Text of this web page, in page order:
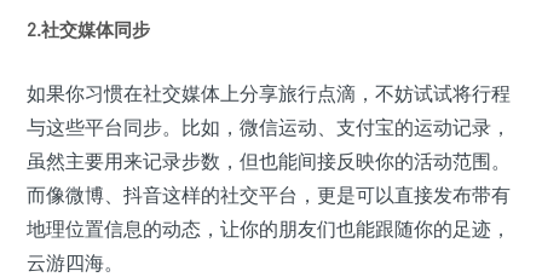
2.社交媒体同步
如果你习惯在社交媒体上分享旅行点滴，不妨试试将行程
与这些平台同步。比如，微信运动、支付宝的运动记录，
虽然主要用来记录步数，但也能间接反映你的活动范围。
而像微博、抖音这样的社交平台，更是可以直接发布带有
地理位置信息的动态，让你的朋友们也能跟随你的足迹，
云游四海。